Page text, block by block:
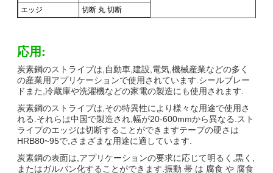
エッジ
切断 丸 切断
応用:
炭素鋼のストライプは,自動車,建設,電気,機械産業などの多く
の産業用アプリケーションで使用されています.シールブレー
ドまた,冷蔵庫や洗濯機などの家電の製造にも使用されます.
炭素鋼のストライプは,その特異性により様々な用途で使用さ
れる.それらは中国で製造され,幅が20-600mmから異なる.スト
ライプのエッジは切断することができますテープの硬さは
HRB80~95で,さまざまな用途に適しています.
炭素鋼の表面は,アプリケーションの要求に応じて明るく,黒く,
またはガルバン化することができます.振動 帯 は 腐食 や 腐食